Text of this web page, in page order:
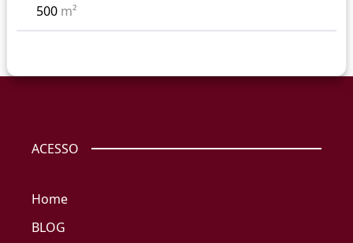
500 m²
ACESSO
Home
BLOG